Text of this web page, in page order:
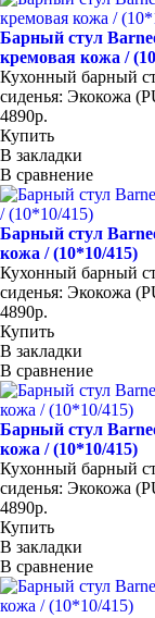
Барный стул
кремовая кожа /
Кухонный барный
сиденья: Экокожа
4890р.
Купить
В закладки
В сравнение
Барный стул
кожа / (10*10/415)
Кухонный барный
сиденья: Экокожа
4890р.
Купить
В закладки
В сравнение
Барный стул
кожа / (10*10/415)
Кухонный барный
сиденья: Экокожа
4890р.
Купить
В закладки
В сравнение